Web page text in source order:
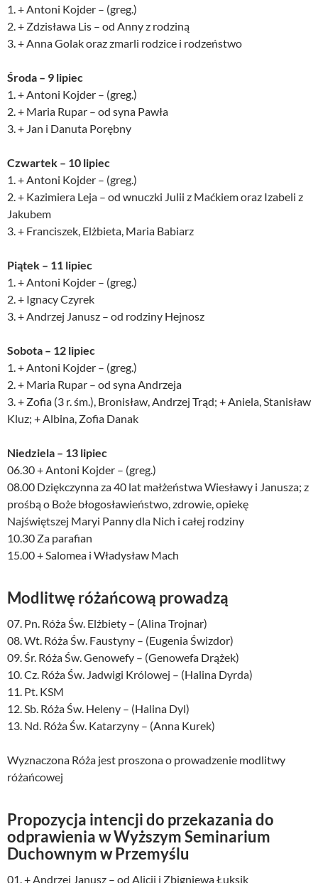
1. + Antoni Kojder – (greg.)
2. + Zdzisława Lis – od Anny z rodziną
3. + Anna Golak oraz zmarli rodzice i rodzeństwo
Środa – 9 lipiec
1. + Antoni Kojder – (greg.)
2. + Maria Rupar – od syna Pawła
3. + Jan i Danuta Porębny
Czwartek – 10 lipiec
1. + Antoni Kojder – (greg.)
2. + Kazimiera Leja – od wnuczki Julii z Maćkiem oraz Izabeli z
Jakubem
3. + Franciszek, Elżbieta, Maria Babiarz
Piątek – 11 lipiec
1. + Antoni Kojder – (greg.)
2. + Ignacy Czyrek
3. + Andrzej Janusz – od rodziny Hejnosz
Sobota – 12 lipiec
1. + Antoni Kojder – (greg.)
2. + Maria Rupar – od syna Andrzeja
3. + Zofia (3 r. śm.), Bronisław, Andrzej Trąd; + Aniela, Stanisław
Kluz; + Albina, Zofia Danak
Niedziela – 13 lipiec
06.30 + Antoni Kojder – (greg.)
08.00 Dziękczynna za 40 lat małżeństwa Wiesławy i Janusza; z
prośbą o Boże błogosławieństwo, zdrowie, opiekę
Najświętszej Maryi Panny dla Nich i całej rodziny
10.30 Za parafian
15.00 + Salomea i Władysław Mach
Modlitwę różańcową prowadzą
07. Pn. Róża Św. Elżbiety – (Alina Trojnar)
08. Wt. Róża Św. Faustyny – (Eugenia Świzdor)
09. Śr. Róża Św. Genowefy – (Genowefa Drążek)
10. Cz. Róża Św. Jadwigi Królowej – (Halina Dyrda)
11. Pt. KSM
12. Sb. Róża Św. Heleny – (Halina Dyl)
13. Nd. Róża Św. Katarzyny – (Anna Kurek)
Wyznaczona Róża jest proszona o prowadzenie modlitwy
różańcowej
Propozycja intencji do przekazania do
odprawienia w Wyższym Seminarium
Duchownym w Przemyślu
01. + Andrzej Janusz – od Alicji i Zbigniewa Łuksik